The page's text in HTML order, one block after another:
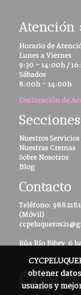
Atención
Horario de
Lunes a Viernes
9:30 - 14:00h /
Sábados
8:00h - 14:00h
Declaración de
Secciones
Nuestros Servicios
Nuestras Cremas
Sobre Nosotros
Blog
Contacto
Teléfono:
(Móvil)
Rúa Río Bibey 6
obtener
usuarios y